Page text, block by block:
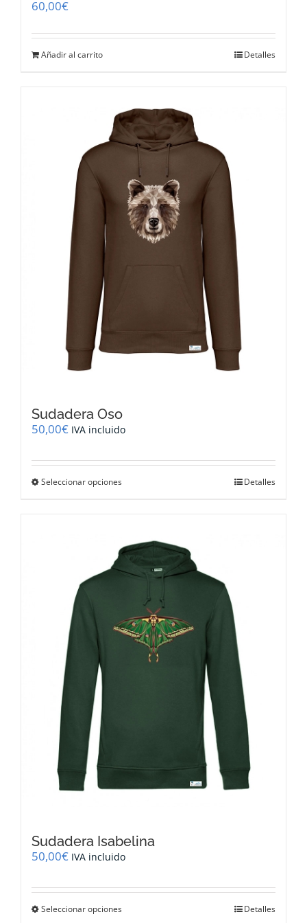
60,00€
Añadir al carrito Detalles
Sudadera Oso
50,00€ IVA incluido
Seleccionar opciones
variantes.
Las
opciones
se
elegir
en
la
página
Detalles
Sudadera Isabelina
50,00€ IVA incluido
Seleccionar opciones Detalles